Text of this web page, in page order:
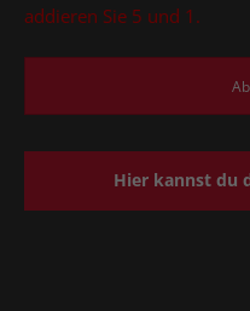
addieren Sie 5 und 1.
Hier kannst du